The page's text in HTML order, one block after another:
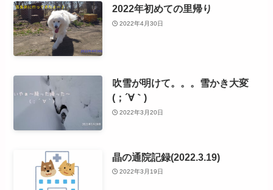
2022年初めての里帰り
2022年4月30日
吹雪が明けて。。。雪かき大変
(；´∀｀)
2022年3月20日
晶の通院記録(2022.3.19)
2022年3月19日